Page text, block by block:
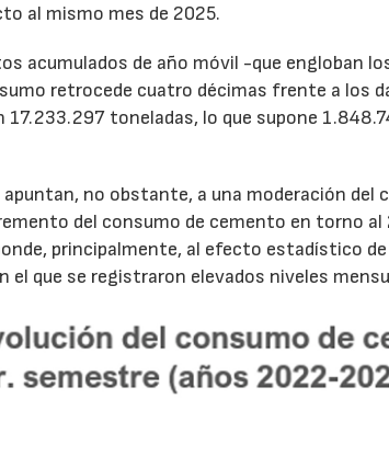
al mismo mes de 2025.
acumulados de año móvil -que engloban
retrocede cuatro décimas frente a los
toneladas, lo que supone
apuntan, no obstante, a una moderación del
del consumo de cemento en torno al
principalmente, al efecto estadístico
el que se registraron elevados niveles